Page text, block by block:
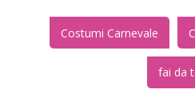
Costumi Carnevale
fai da